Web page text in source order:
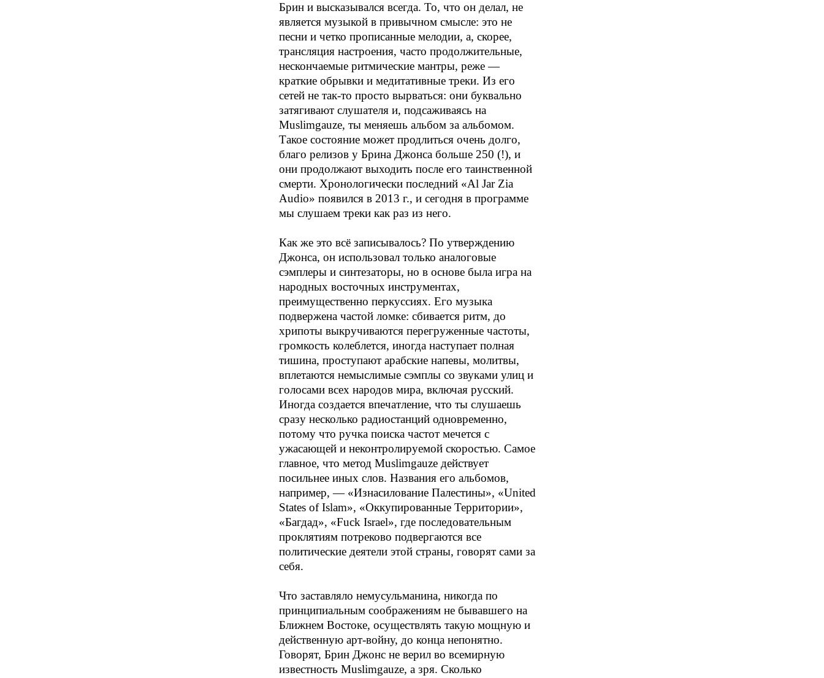
Брин и высказывался всегда. То, что он делал, не
является музыкой в привычном смысле: это не
песни и четко прописанные мелодии, а, скорее,
трансляция настроения, часто продолжительные,
нескончаемые ритмические мантры, реже —
краткие обрывки и медитативные треки. Из его
сетей не так-то просто вырваться: они буквально
затягивают слушателя и, подсаживаясь на
Muslimgauze, ты меняешь альбом за альбомом.
Такое состояние может продлиться очень долго,
благо релизов у Брина Джонса больше 250 (!), и
они продолжают выходить после его таинственной
смерти. Хронологически последний «Al Jar Zia
Audio» появился в 2013 г., и сегодня в программе
мы слушаем треки как раз из него.
Как же это всё записывалось? По утверждению
Джонса, он использовал только аналоговые
сэмплеры и синтезаторы, но в основе была игра на
народных восточных инструментах,
преимущественно перкуссиях. Его музыка
подвержена частой ломке: сбивается ритм, до
хрипоты выкручиваются перегруженные частоты,
громкость колеблется, иногда наступает полная
тишина, проступают арабские напевы, молитвы,
вплетаются немыслимые сэмплы со звуками улиц и
голосами всех народов мира, включая русский.
Иногда создается впечатление, что ты слушаешь
сразу несколько радиостанций одновременно,
потому что ручка поиска частот мечется с
ужасающей и неконтролируемой скоростью. Самое
главное, что метод Muslimgauze действует
посильнее иных слов. Названия его альбомов,
например, — «Изнасилование Палестины», «United
States of Islam», «Оккупированные Территории»,
«Багдад», «Fuck Israel», где последовательным
проклятиям потреково подвергаются все
политические деятели этой страны, говорят сами за
себя.
Что заставляло немусульманина, никогда по
принципиальным соображениям не бывавшего на
Ближнем Востоке, осуществлять такую мощную и
действенную арт-войну, до конца непонятно.
Говорят, Брин Джонс не верил во всемирную
известность Muslimgauze, а зря. Сколько